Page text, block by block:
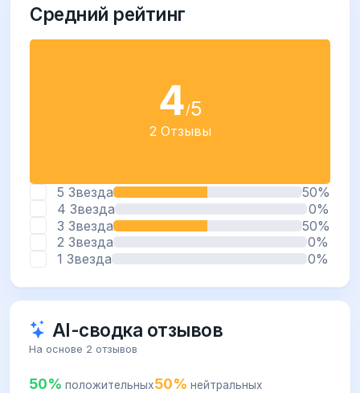
Средний рейтинг
4/5
2 Отзывы
5 Звезда
50%
4 Звезда
0%
3 Звезда
50%
2 Звезда
0%
1 Звезда
0%
AI-сводка отзывов
На основе 2 отзывов
50% положительных50% нейтральных